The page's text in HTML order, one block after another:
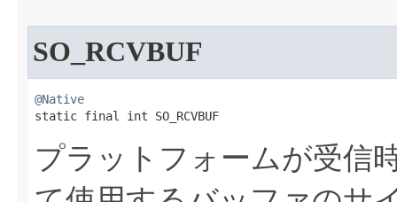
SO_RCVBUF
@Native
static final int SO_RCVBUF
プラットフォームが受信